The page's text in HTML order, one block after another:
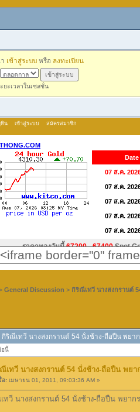
เข้าสู่ระบบ หรือ ลงทะเบียน
ยะเวลาในเซสชั่น
น เข้าสู่ระบบ สมัครสมาชิก
General Discussion > กิริณีเทวี นางสงกรานต์
กิริณีเทวี นางสงกรานต์ 54 นั่งช้าง-ถือปืน พย
อนี้
เทวี นางสงกรานต์ 54 นั่งช้าง-ถือปืน พย
อ: เมษายน 01, 2011, 09:03:36 AM »
ทวี นางสงกรานต์ 54 นั่งช้าง-ถือปืน พยา